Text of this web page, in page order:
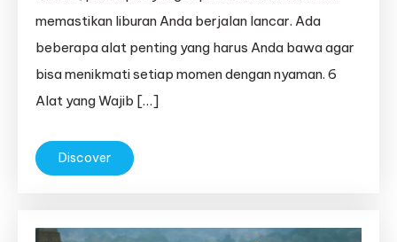
memastikan liburan Anda berjalan lancar. Ada
beberapa alat penting yang harus Anda bawa agar
bisa menikmati setiap momen dengan nyaman. 6
Alat yang Wajib […]
Discover